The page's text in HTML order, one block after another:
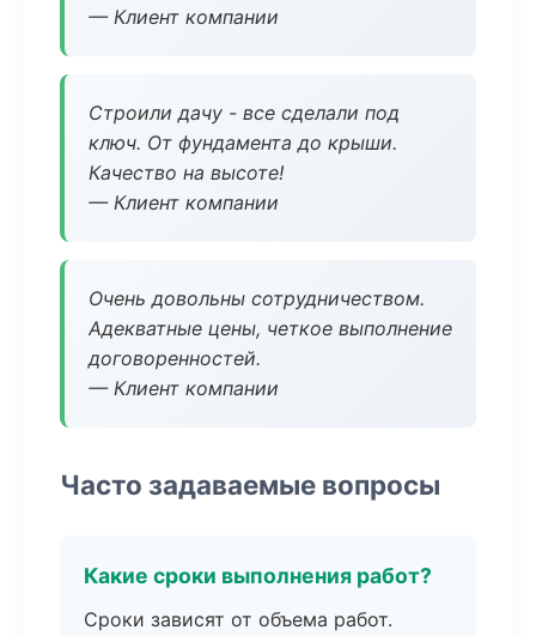
— Клиент компании
Строили дачу - все сделали под
ключ. От фундамента до крыши.
Качество на высоте!
— Клиент компании
Очень довольны сотрудничеством.
Адекватные цены, четкое выполнение
договоренностей.
— Клиент компании
Часто задаваемые вопросы
Какие сроки выполнения работ?
Сроки зависят от объема работ.